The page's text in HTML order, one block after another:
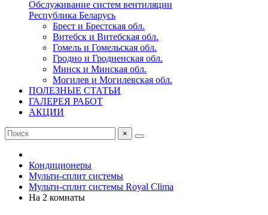
Обслуживание систем вентиляции
Республика Беларусь
Брест и Брестская обл.
Витебск и Витебская обл.
Гомель и Гомельская обл.
Гродно и Гродненская обл.
Минск и Минская обл.
Могилев и Могилевская обл.
ПОЛЕЗНЫЕ СТАТЬИ
ГАЛЕРЕЯ РАБОТ
АКЦИИ
×
Кондиционеры
Мульти-сплит системы
Мульти-сплит системы Royal Clima
На 2 комнаты